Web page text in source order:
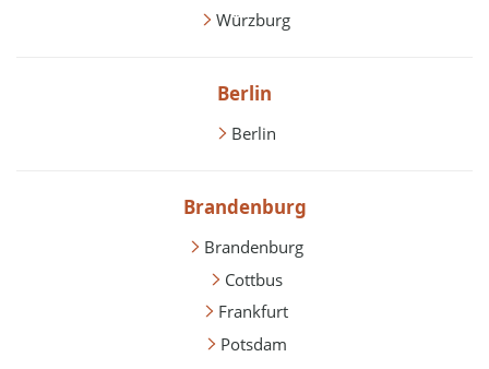
Würzburg
Berlin
Berlin
Brandenburg
Brandenburg
Cottbus
Frankfurt
Potsdam